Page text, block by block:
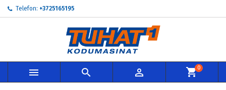
Telefon: +3725165195
   0
My wishlists ×
Create new list
Loo soovinimekiri ×
Soovinimekirja nimi
Sisene ×
Te peate olema sisselogitud, et tooteid soovinimekirja